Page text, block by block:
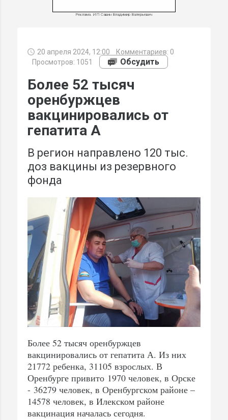
Реклама. ИП Савин Владимир Валерьевич
20 апреля 2024, 12:00 Комментариев: 0
Просмотров: 1051
Обсудить
Более 52 тысяч
оренбуржцев
вакцинировались от
гепатита А
В регион направлено 120 тыс.
доз вакцины из резервного
фонда
Более 52 тысяч оренбуржцев
вакцинировались от гепатита А. Из них
21772 ребенка, 31105 взрослых. В
Оренбурге привито 1970 человек, в Орске
- 36279 человек, в Оренбургском районе –
14578 человек, в Илекском районе
вакцинация началась сегодня.